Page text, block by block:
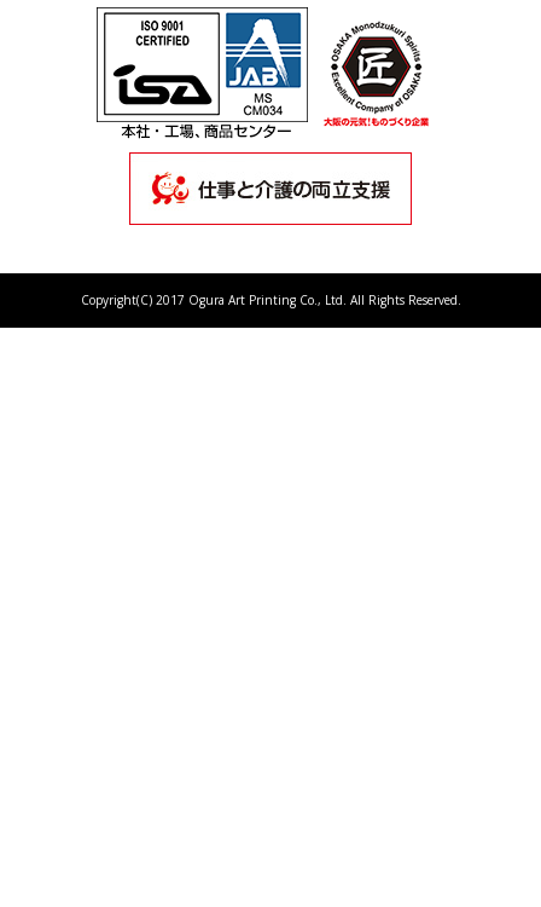
Copyright(C) 2017 Ogura Art Printing Co., Ltd. All Rights Reserved.